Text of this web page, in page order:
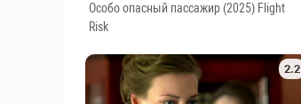
Особо опасный пассажир (2025) Flight
Risk
2.2